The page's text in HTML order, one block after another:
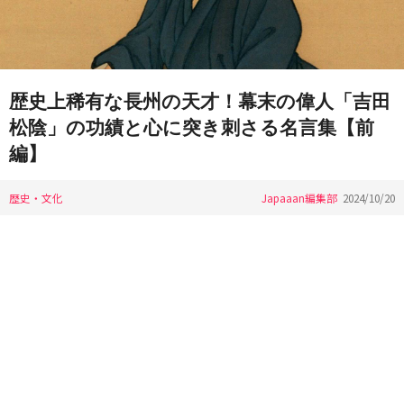
歴史上稀有な長州の天才！幕末の偉人「吉田
松陰」の功績と心に突き刺さる名言集【前
編】
歴史・文化 Japaaan編集部 2024/10/20